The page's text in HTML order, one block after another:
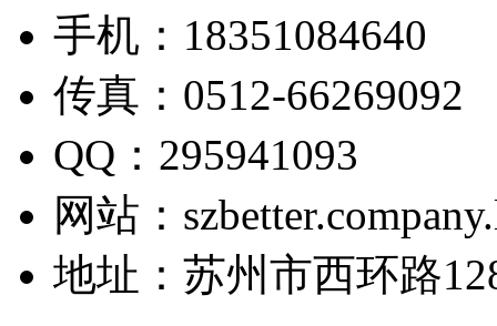
手机： 18351084640
传真： 0512-66269092
QQ： 295941093
网站：
地址： 苏州市西环路